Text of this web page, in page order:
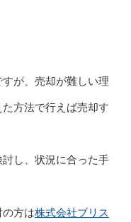
が、売却が難しい理
方法で行えば売却す
し、状況に合った手
方は株式会社ブリス